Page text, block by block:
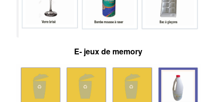
E- jeux de memory